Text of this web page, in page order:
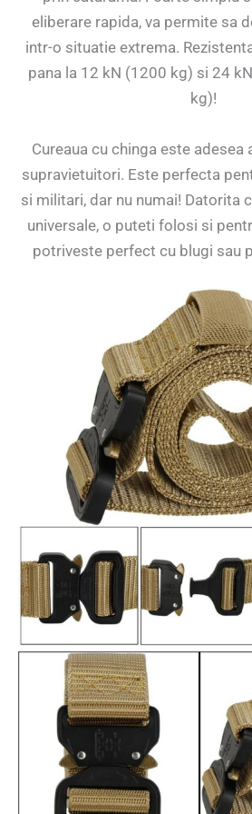
eliberare rapida, va permite sa
intr-o situatie extrema.
pana la 12 kN (1200 kg) si 24
kg)!
Cureaua cu chinga este adesea
supravietuitori. Este perfecta
si militari, dar nu numai! Datorita
universale, o puteti folosi si
potriveste perfect cu blugi sau